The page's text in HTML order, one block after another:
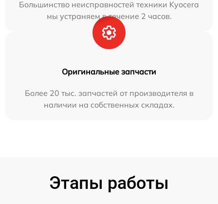
Большинство неисправностей техники Kyocera
мы устраняем в течение 2 часов.
Оригинальные запчасти
Более 20 тыс. запчастей от производителя в
наличии на собственных складах.
Этапы работы